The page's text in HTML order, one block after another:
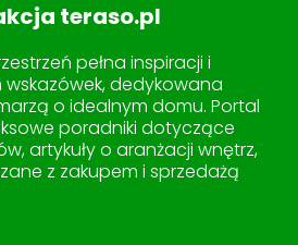
teraso.pl
pełna inspiracji i
dedykowana
o idealnym domu. Portal
poradniki dotyczące
artykuły o aranżacji wnętrz,
z zakupem i sprzedażą